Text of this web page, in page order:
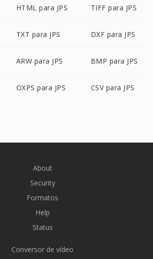
HTML para JPS TIFF para JPS
TXT para JPS DXF para JPS
ARW para JPS BMP para JPS
OXPS para JPS CSV para JPS
About
Security
Formatos
Help
Status
Conversor de vídeo